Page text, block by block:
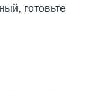
готовьте